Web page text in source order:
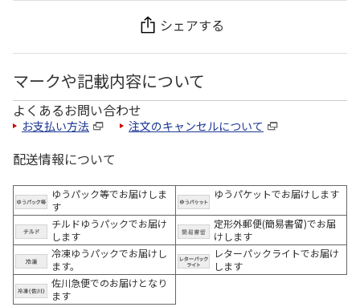
シェアする
マークや記載内容について
よくあるお問い合わせ
お支払い方法 注文のキャンセルについて
配送情報について
ゆうパック等でお届けしま
す
ゆうパケットでお届けします
チルドゆうパックでお届け
します
定形外郵便(簡易書留)でお届
けします
冷凍ゆうパックでお届けし
ます。
レターパックライトでお届け
します
佐川急便でのお届けとなり
ます